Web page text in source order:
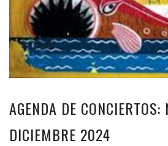
AGENDA DE
DICIEMBRE 2024